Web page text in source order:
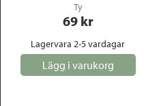
Ty
69 kr
Lagervara 2-5 vardagar
Lägg i varukorg